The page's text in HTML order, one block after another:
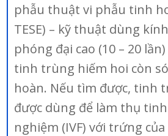
phẫu thuật vi phẫu tinh
TESE) – kỹ thuật dùng
phóng đại cao (10 – 20
tinh trùng hiếm hoi còn
hoàn. Nếu tìm được, tinh
được dùng để làm thụ
nghiệm (IVF) với trứng